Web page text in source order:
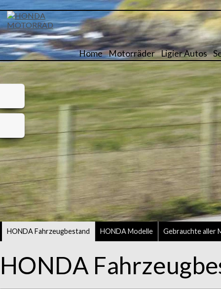
HONDA Fahrzeugbestand HONDA Modelle Gebrauchte aller
Home Motorräder Ligier Autos
HONDA